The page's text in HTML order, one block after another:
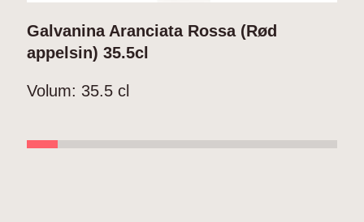
Galvanina Aranciata Rossa (Rød
appelsin) 35.5cl
Volum: 35.5 cl